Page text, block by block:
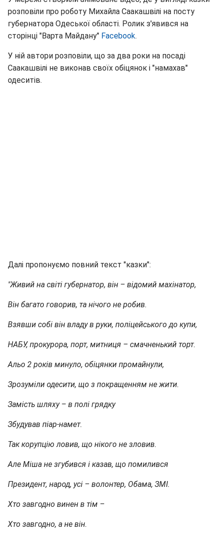
розповіли про роботу Михайла Саакашвілі на посту
губернатора Одеської області. Ролик з'явився на
сторінці "Варта Майдану" Facebook.
У ній автори розповіли, що за два роки на посаді
Саакашвілі не виконав своїх обіцянок і "намахав"
одеситів.
Далі пропонуємо повний текст "казки":
"Живий на світі губернатор, він – відомий махінатор,
Він багато говорив, та нічого не робив.
Взявши собі він владу в руки, поліцейського до купи,
НАБУ, прокурора, порт, митниця – смачненький торт.
Альо 2 років минуло, обіцянки промайнули,
Зрозуміли одесити, що з покращенням не жити.
Замість шляху – в полі грядку
Збудував піар-намет.
Так корупцію ловив, що нікого не зловив.
Але Міша не згубився і казав, що помилився
Президент, народ, усі – волонтер, Обама, ЗМІ.
Хто завгодно винен в тім –
Хто завгодно, а не він.